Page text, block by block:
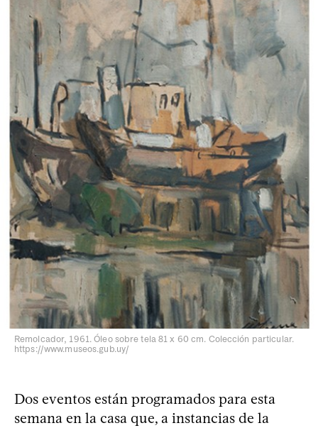
Remolcador, 1961. Óleo sobre tela 81 x 60 cm. Colección particular.
https://www.museos.gub.uy/
Dos eventos están programados para esta
semana en la casa que, a instancias de la